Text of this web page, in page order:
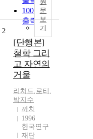
100개씩
출력
원
문
보
기
2
[단행본]
철학 그리
고 자연의
거울
리처드,로티 ,
박지수
까치
1996
한국연구
재단